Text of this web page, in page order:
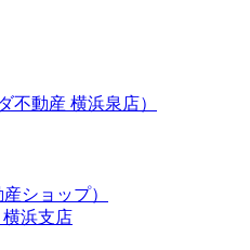
不動産 横浜泉店）
ショップ）
浜支店